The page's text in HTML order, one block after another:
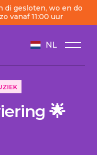
di gesloten, wo en do
vanaf 11:00 uur
NL
🌟